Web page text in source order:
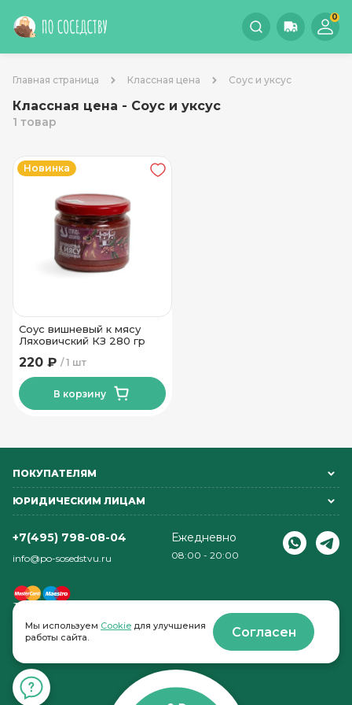
0
Главная страница Классная цена Соус и уксус
Классная цена - Соус и уксус
1 товар
Новинка
Соус вишневый к мясу
Ляховичский КЗ 280 гр
1 шт
220 ₽
В корзину
ПОКУПАТЕЛЯМ
ЮРИДИЧЕСКИМ ЛИЦАМ
+7(495) 798-08-04
info@po-sosedstvu.ru
Ежедневно
08:00 - 20:00
© 2022-2026 . По соседству
Мы используем Cookie для улучшения
работы сайта.
Согласен